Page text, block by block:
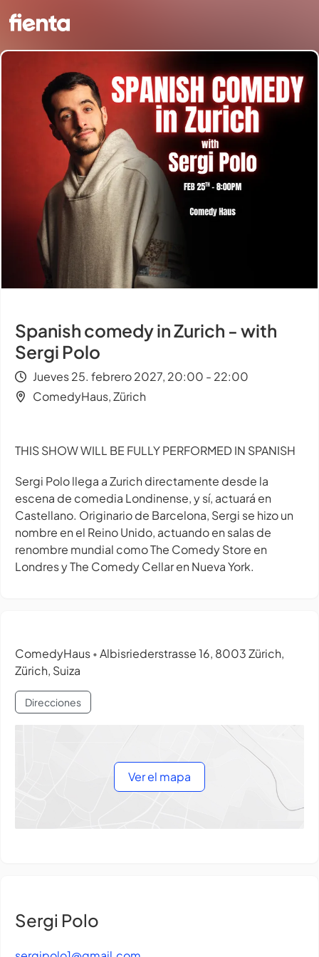
Spanish comedy in Zurich - with
Sergi Polo
Jueves 25. febrero 2027, 20:00 - 22:00
ComedyHaus, Zürich
THIS SHOW WILL BE FULLY PERFORMED IN SPANISH
Sergi Polo llega a Zurich directamente desde la
escena de comedia Londinense, y sí, actuará en
Castellano. Originario de Barcelona, Sergi se hizo un
nombre en el Reino Unido, actuando en salas de
renombre mundial como The Comedy Store en
Londres y The Comedy Cellar en Nueva York.
ComedyHaus • Albisriederstrasse 16, 8003 Zürich,
Zürich, Suiza
Direcciones
Ver el mapa
Sergi Polo